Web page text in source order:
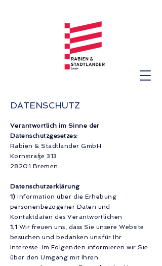
DATENSCHUTZ
Verantwortlich im Sinne der
Datenschutzgesetzes:
Rabien & Stadtlander GmbH
Kornstraße 313
28201 Bremen
Datenschutzerklärung
1) Information über die Erhebung
personenbezogener Daten und
Kontaktdaten des Verantwortlichen
1.1 Wir freuen uns, dass Sie unsere Website
besuchen und bedanken uns für Ihr
Interesse. Im Folgenden informieren wir Sie
über den Umgang mit Ihren